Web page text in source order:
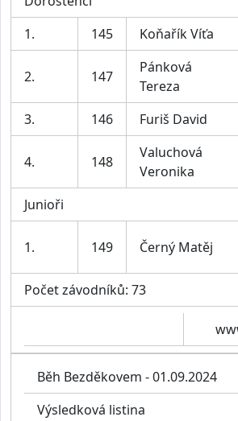
1.
145 Koňařík Víťa
2. 147
Pánková
Tereza
3. 146 Furiš David
4. 148
Valuchová
Veronika
Junioři
1. 149 Černý Matěj
Počet závodníků: 73
Běh Bezděkovem - 01.09.2024
Výsledková listina